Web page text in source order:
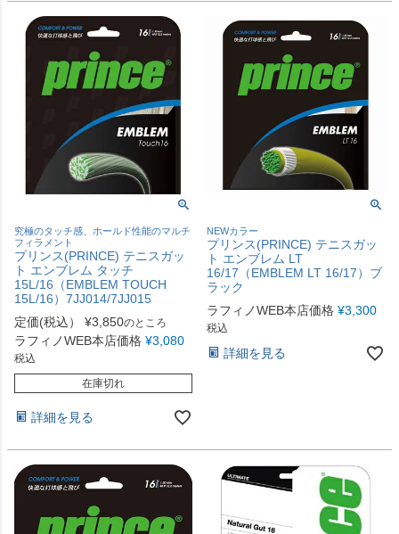
究極のタッチ感、ホールド性能のマルチ
フィラメント
プリンス(PRINCE) テニスガッ
ト エンブレム タッチ
15L/16（EMBLEM TOUCH
15L/16）7JJ014/7JJ015
定価(税込）
¥3,850のところ
ラフィノWEB本店価格 ¥3,080
税込
在庫切れ
詳細を見る
NEWカラー
プリンス(PRINCE) テニスガッ
ト エンブレム LT
16/17（EMBLEM LT 16/17）ブ
ラック
ラフィノWEB本店価格 ¥3,300
税込
詳細を見る